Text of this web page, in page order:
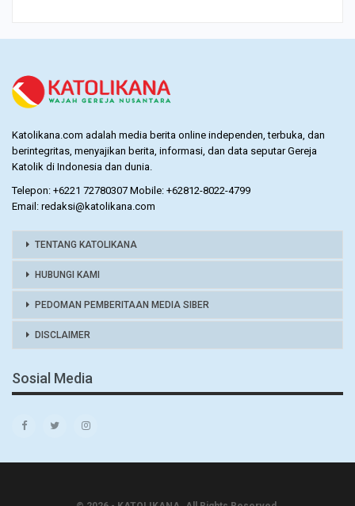
Katolikana.com adalah media berita online independen, terbuka, dan
berintegritas, menyajikan berita, informasi, dan data seputar Gereja
Katolik di Indonesia dan dunia.
Telepon: +6221 72780307 Mobile: +62812-8022-4799
Email: redaksi@katolikana.com
TENTANG KATOLIKANA
HUBUNGI KAMI
PEDOMAN PEMBERITAAN MEDIA SIBER
DISCLAIMER
Sosial Media